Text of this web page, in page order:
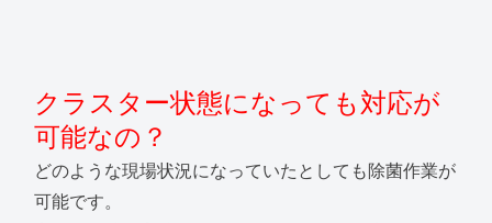
クラスター状態になっても対応が
可能なの？
どのような現場状況になっていたとしても除菌作業が
可能です。